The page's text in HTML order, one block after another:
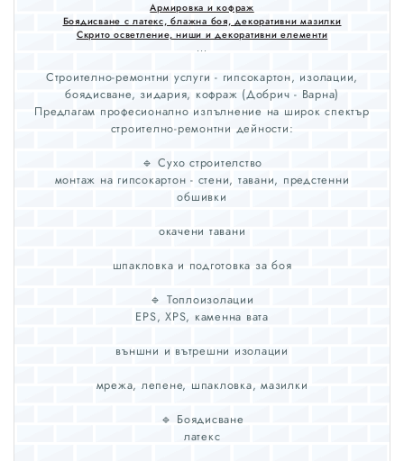
Армировка и кофраж
Боядисване с латекс, блажна боя, декоративни мазилки
Скрито осветление, ниши и декоративни елементи
...
Строително‑ремонтни услуги - гипсокартон, изолации,
боядисване, зидария, кофраж (Добрич - Варна)
Предлагам професионално изпълнение на широк спектър
строително‑ремонтни дейности:
🔹 Сухо строителство
монтаж на гипсокартон - стени, тавани, предстенни
обшивки
окачени тавани
шпакловка и подготовка за боя
🔹 Топлоизолации
EPS, XPS, каменна вата
външни и вътрешни изолации
мрежа, лепене, шпакловка, мазилки
🔹 Боядисване
латекс